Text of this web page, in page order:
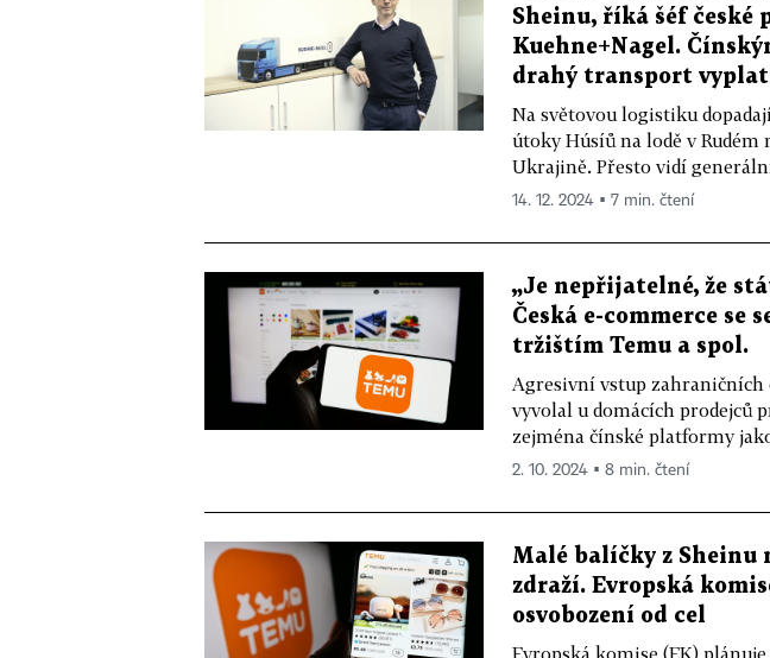
Sheinu, říká šéf české
Kuehne+Nagel.
drahý transport
Na světovou logistiku
útoky Húsíů na lodě v
Ukrajině. Přesto vidí
14. 12. 2024 ▪ 7 min. čtení
„Je nepřijatelné, že
Česká e-commerce se
tržištím Temu a spol.
Agresivní vstup
vyvolal u domácích prodejců
zejména čínské platformy
2. 10. 2024 ▪ 8 min. čtení
Malé balíčky z Sheinu
zdraží. Evropská
osvobození od cel
Evropská komise (EK)